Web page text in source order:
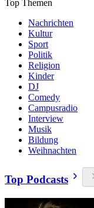
Top Themen
Nachrichten
Kultur
Sport
Politik
Religion
Kinder
DJ
Comedy
Campusradio
Interview
Musik
Bildung
Weihnachten
Top Podcasts